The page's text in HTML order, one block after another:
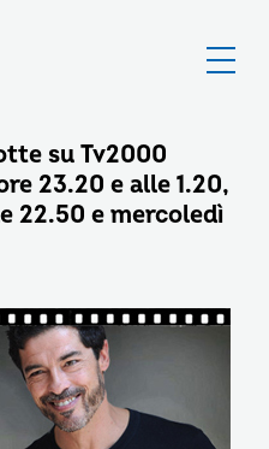
su Tv2000
23.20 e alle 1.20,
22.50 e mercoledì